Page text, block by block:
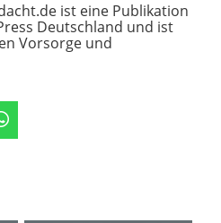
ist eine Publikation
Deutschland und ist
Vorsorge und